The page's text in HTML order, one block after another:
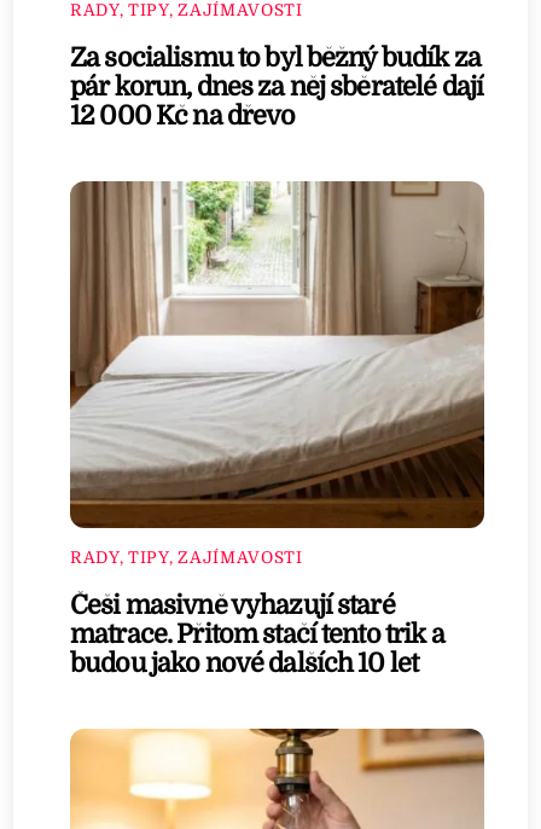
RADY, TIPY, ZAJÍMAVOSTI
Za socialismu to byl běžný budík za
pár korun, dnes za něj sběratelé dají
12 000 Kč na dřevo
RADY, TIPY, ZAJÍMAVOSTI
Češi masivně vyhazují staré
matrace. Přitom stačí tento trik a
budou jako nové dalších 10 let